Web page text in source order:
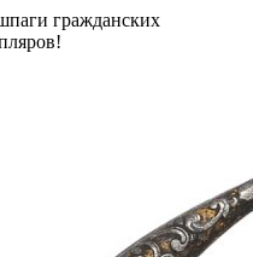
гражданских